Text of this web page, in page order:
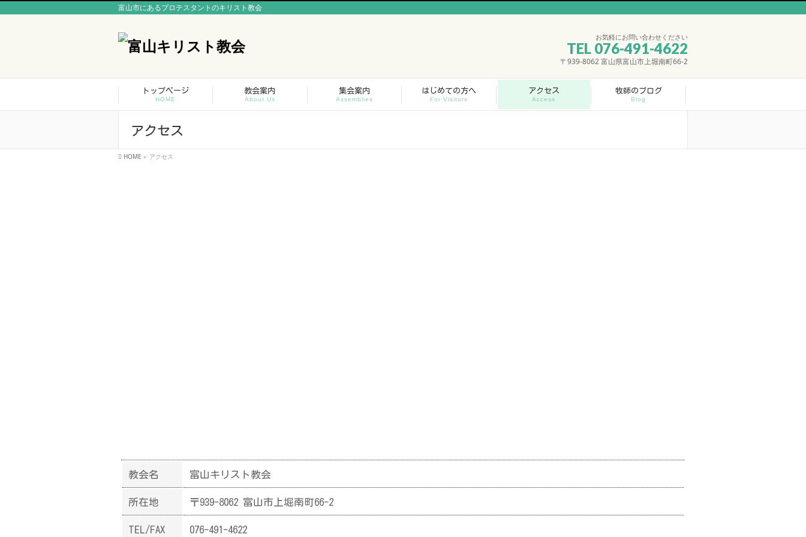
富山市にあるプロテスタントのキリスト教会
お気軽にお問い合わせください
TEL 076-491-4622
〒939-8062 富山県富山市上堀南町66-2
トップページ
HOME
教会案内
About Us
集会案内
Assemblies
はじめての方へ
For Visitors
アクセス
Access
牧師のブログ
Blog
アクセス
HOME » アクセス
教会名 富山キリスト教会
所在地 〒939-8062 富山市上堀南町66-2
TEL/FAX 076-491-4622